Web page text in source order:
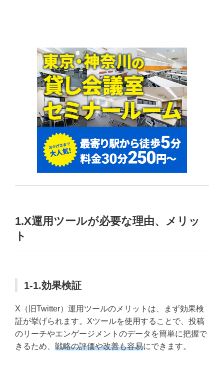
1.X運用ツールが必要な理由、メリッ
ト
1-1.効果検証
X（旧Twitter）運用ツールのメリットは、まず効果検
証が挙げられます。Xツールを使用することで、投稿
のリーチやエンゲージメントのデータを簡単に把握で
きるため、 戦略の評価や改善も容易にできます。